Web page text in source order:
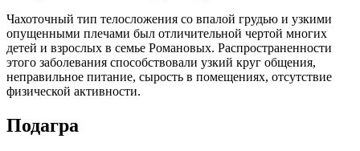
Чахоточный тип телосложения со впалой грудью и узкими
опущенными плечами был отличительной чертой многих
детей и взрослых в семье Романовых. Распространенности
этого заболевания способствовали узкий круг общения,
неправильное питание, сырость в помещениях, отсутствие
физической активности.
Подагра